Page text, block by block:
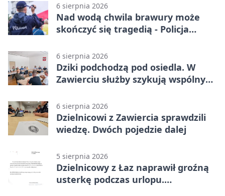
6 sierpnia 2026
Nad wodą chwila brawury może
skończyć się tragedią - Policja
6 sierpnia 2026
Dziki podchodzą pod osiedla. W
Zawierciu służby szykują wspólny
6 sierpnia 2026
Dzielnicowi z Zawiercia sprawdzili
wiedzę. Dwóch pojedzie dalej
5 sierpnia 2026
Dzielnicowy z Łaz naprawił groźną
usterkę podczas urlopu.